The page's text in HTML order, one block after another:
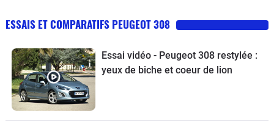
ESSAIS ET COMPARATIFS PEUGEOT 308
Essai vidéo - Peugeot 308 restylée :
yeux de biche et coeur de lion